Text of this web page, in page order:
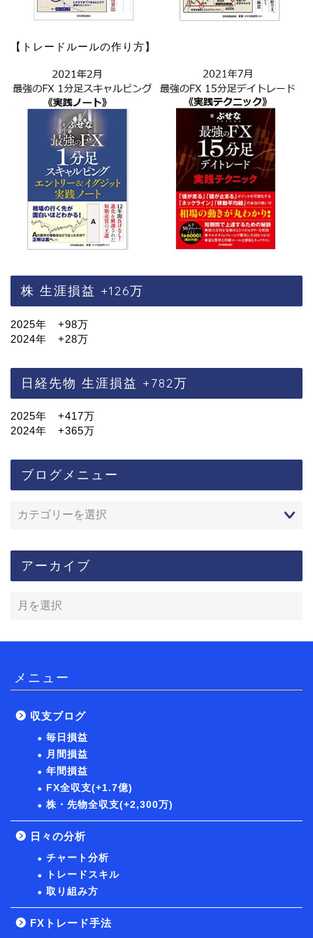
【トレードルールの作り方】
株 生涯損益 +126万
2025年 +98万
2024年 +28万
日経先物 生涯損益 +782万
2025年 +417万
2024年 +365万
ブログメニュー
アーカイブ
メニュー
収支ブログ
毎日損益
月間損益
年間損益
FX全収支(+1.7億)
株・先物全収支(+2,300万)
日々の分析
チャート分析
トレードスキル
取り組み方
FXトレード手法